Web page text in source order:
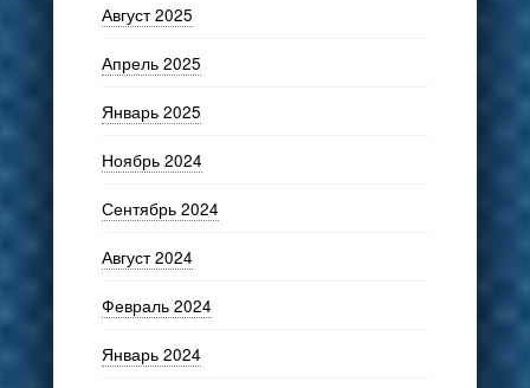
Август 2025
Апрель 2025
Январь 2025
Ноябрь 2024
Сентябрь 2024
Август 2024
Февраль 2024
Январь 2024